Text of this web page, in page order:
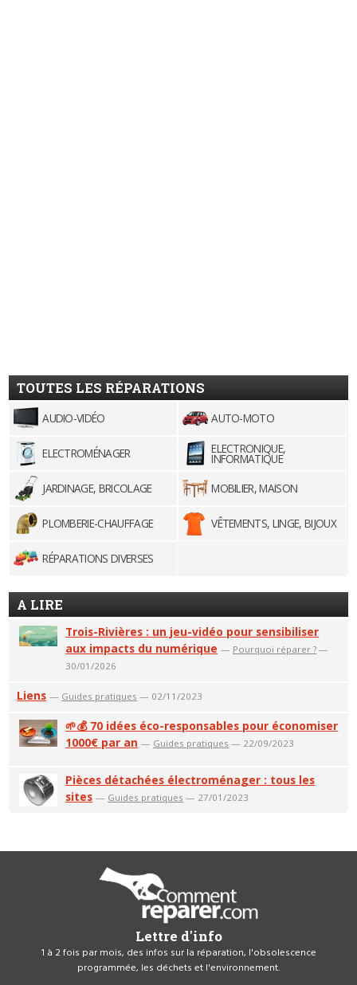
TOUTES LES RÉPARATIONS
AUDIO-VIDÉO AUTO-MOTO
ELECTROMÉNAGER ELECTRONIQUE,
INFORMATIQUE
JARDINAGE, BRICOLAGE
MOBILIER, MAISON
PLOMBERIE-CHAUFFAGE VÊTEMENTS, LINGE, BIJOUX
RÉPARATIONS DIVERSES
A LIRE
Trois-Rivières : un jeu-vidéo pour sensibiliser
aux impacts du numérique — Pourquoi réparer ? —
30/01/2026
Liens — Guides pratiques — 02/11/2023
🌱💰 70 idées éco-responsables pour économiser
1000€ par an — Guides pratiques — 22/09/2023
Pièces détachées électroménager : tous les
sites — Guides pratiques — 27/01/2023
Lettre d'info
1 à 2 fois par mois, des infos sur la réparation, l'obsolescence
programmée, les déchets et l'environnement.